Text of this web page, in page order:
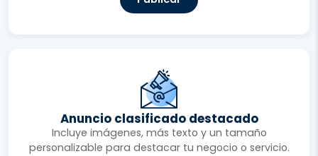
Anuncio clasificado destacado
Incluye imágenes, más texto y un tamaño
personalizable para destacar tu negocio o servicio.